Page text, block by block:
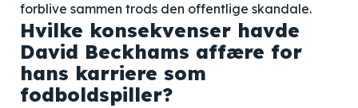
forblive sammen trods den offentlige skandale.
Hvilke konsekvenser havde
David Beckhams affære for
hans karriere som
fodboldspiller?